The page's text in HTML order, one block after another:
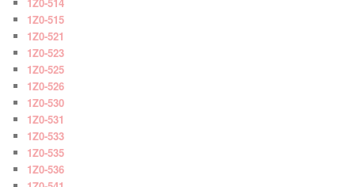
1Z0-515
1Z0-521
1Z0-523
1Z0-525
1Z0-526
1Z0-530
1Z0-531
1Z0-533
1Z0-535
1Z0-536